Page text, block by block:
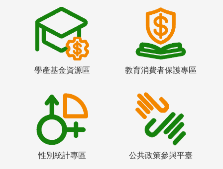
學產基金資源區 教育消費者保護專區
性別統計專區 公共政策參與平臺